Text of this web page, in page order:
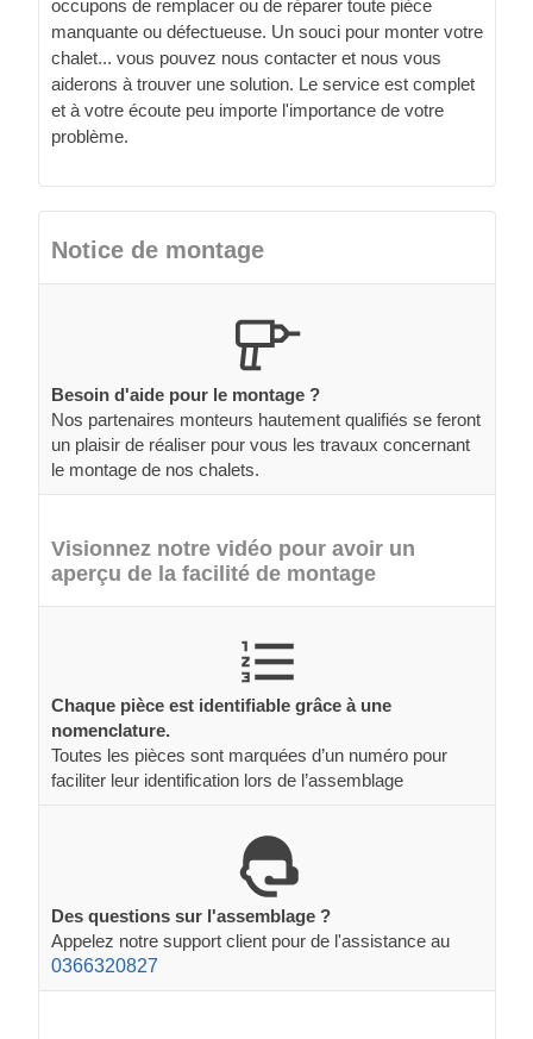
occupons de remplacer ou de réparer toute pièce
manquante ou défectueuse. Un souci pour monter votre
chalet... vous pouvez nous contacter et nous vous
aiderons à trouver une solution. Le service est complet
et à votre écoute peu importe l'importance de votre
problème.
Notice de montage
Besoin d'aide pour le montage ?
Nos partenaires monteurs hautement qualifiés se feront
un plaisir de réaliser pour vous les travaux concernant
le montage de nos chalets.
Visionnez notre vidéo pour avoir un
aperçu de la facilité de montage
Chaque pièce est identifiable grâce à une
nomenclature.
Toutes les pièces sont marquées d’un numéro pour
faciliter leur identification lors de l’assemblage
Des questions sur l'assemblage ?
Appelez notre support client pour de l'assistance au
0366320827